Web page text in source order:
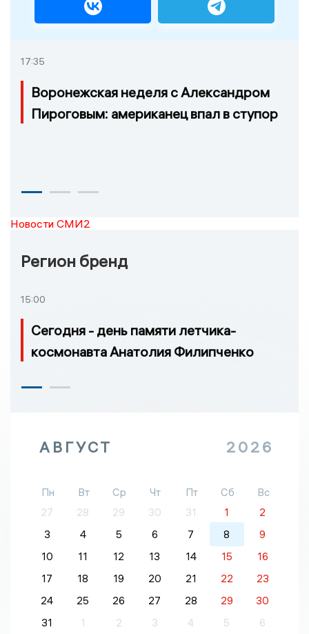
17:35
Воронежская неделя с Александром
Пироговым: американец впал в ступор
Новости СМИ2
Регион бренд
15:00
Сегодня - день памяти летчика-
космонавта Анатолия Филипченко
АВГУСТ 2026
Пн Вт Ср Чт Пт Сб
Вс
27
28 29 30 31 1
2
3
4 5 6 7 8
9
10
11 12 13 14 15
16
17
18 19 20 21 22
23
24
25 26 27 28 29
30
31
1 2 3 4 5 6